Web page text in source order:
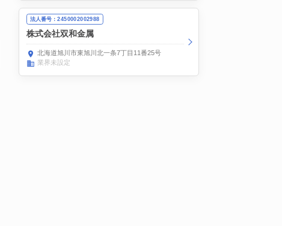
法人番号：2450002002988
株式会社双和金属
北海道旭川市東旭川北一条7丁目11番25号
業界未設定